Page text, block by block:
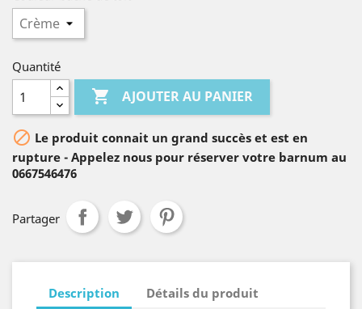
Quantité
 AJOUTER AU PANIER
 Le produit connait un grand succès et est en
rupture - Appelez nous pour réserver votre barnum au
0667546476
Partager
Description Détails du produit